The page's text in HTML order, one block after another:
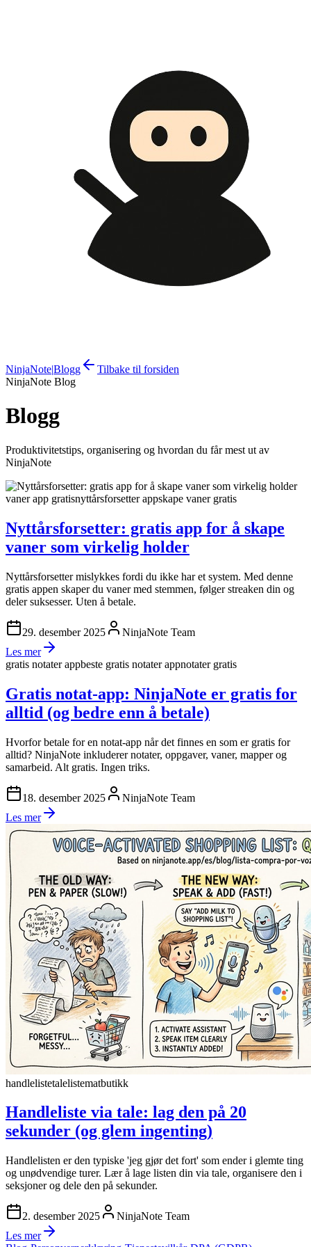
NinjaNote|Blogg
Tilbake til forsiden
NinjaNote Blog
Blogg
Produktivitetstips, organisering og hvordan du får mest ut av
NinjaNote
vaner app gratisnyttårsforsetter appskape vaner gratis
Nyttårsforsetter: gratis app for å skape
vaner som virkelig holder
Nyttårsforsetter mislykkes fordi du ikke har et system. Med denne
gratis appen skaper du vaner med stemmen, følger streaken din og
deler suksesser. Uten å betale.
29. desember 2025
NinjaNote Team
Les mer
gratis notater appbeste gratis notater appnotater gratis
Gratis notat-app: NinjaNote er gratis for
alltid (og bedre enn å betale)
Hvorfor betale for en notat-app når det finnes en som er gratis for
alltid? NinjaNote inkluderer notater, oppgaver, vaner, mapper og
samarbeid. Alt gratis. Ingen triks.
18. desember 2025
NinjaNote Team
Les mer
handlelistetalelistematbutikk
Handleliste via tale: lag den på 20
sekunder (og glem ingenting)
Handlelisten er den typiske 'jeg gjør det fort' som ender i glemte ting
og unødvendige turer. Lær å lage listen din via tale, organisere den i
seksjoner og dele den på sekunder.
2. desember 2025
NinjaNote Team
Les mer